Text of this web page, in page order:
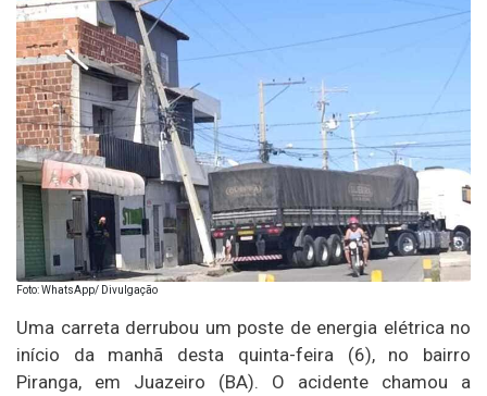
Foto: WhatsApp/ Divulgação
Uma carreta derrubou um poste de energia elétrica no
início da manhã desta quinta-feira (6), no bairro
Piranga, em Juazeiro (BA). O acidente chamou a